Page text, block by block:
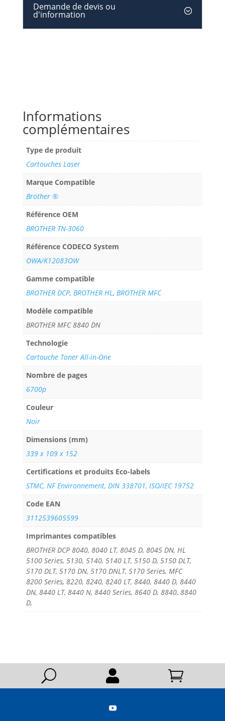
Demande de devis ou
d'information
Informations
complémentaires
Type de produit
Cartouches Laser
Marque Compatible
Brother ®
Référence OEM
BROTHER TN-3060
Référence CODECO System
OWA/K12083OW
Gamme compatible
BROTHER DCP, BROTHER HL, BROTHER MFC
Modèle compatible
BROTHER MFC 8840 DN
Technologie
Cartouche Toner All-in-One
Nombre de pages
6700p
Couleur
Noir
Dimensions (mm)
339 x 109 x 152
Certifications et produits Eco-labels
STMC, NF Environnement, DIN 338701, ISO/IEC 19752
Code EAN
3112539605599
Imprimantes compatibles
BROTHER DCP 8040, 8040 LT, 8045 D, 8045 DN, HL
5100 Series, 5130, 5140, 5140 LT, 5150 D, 5150 DLT,
5170 DLT, 5170 DN, 5170 DNLT, 5170 Series, MFC
8200 Series, 8220, 8240, 8240 LT, 8440, 8440 D, 8440
DN, 8440 LT, 8440 N, 8440 Series, 8640 D, 8840, 8840
D,
U  
